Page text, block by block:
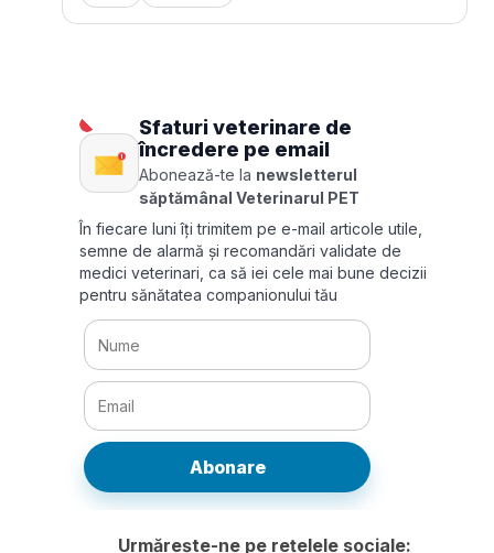
Sfaturi veterinare de
încredere pe email
Abonează-te la newsletterul
săptămânal Veterinarul PET
În fiecare luni îți trimitem pe e-mail articole utile,
semne de alarmă și recomandări validate de
medici veterinari, ca să iei cele mai bune decizii
pentru sănătatea companionului tău
Abonare
Urmărește-ne pe rețelele sociale: